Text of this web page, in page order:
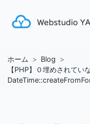
ホーム
Blog
【PHP】０埋めされてい